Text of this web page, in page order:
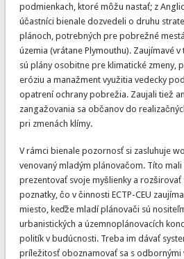
podmienkach, ktoré môžu nastať; z
účastníci bienale dozvedeli o druhu
plánoch, potrebných pre pobrežné
územia (vrátane Plymouthu). Zaujímavé
sú plány osobitne pre klimatické zmeny,
eróziu a manažment využitia vedecky
opatrení ochrany pobrežia. Zaujali tiež
zangažovania sa občanov do
pri zmenách klímy.
V rámci bienale pozornosť si zasluhuje
venovaný mladým plánovačom. Títo
prezentovať svoje myšlienky a rozširovať
poznatky, čo v činnosti ECTP-CEU
miesto, keďže mladí plánovači sú
urbanistických a územnoplánovacích
politík v budúcnosti. Treba im dávať
príležitosť oboznamovať sa s odbornými